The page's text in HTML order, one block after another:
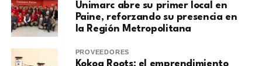
Unimarc abre su primer local en
Paine, reforzando su presencia en
la Región Metropolitana
PROVEEDORES
Kokoa Roots: el emprendimiento